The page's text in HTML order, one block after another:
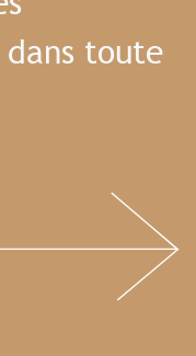
dans toute